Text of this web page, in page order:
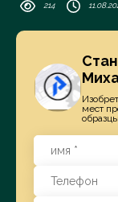
214
мест